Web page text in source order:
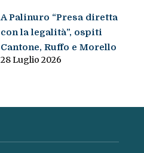
A Palinuro “Presa diretta
con la legalità”, ospiti
Cantone, Ruffo e Morello
28 Luglio 2026